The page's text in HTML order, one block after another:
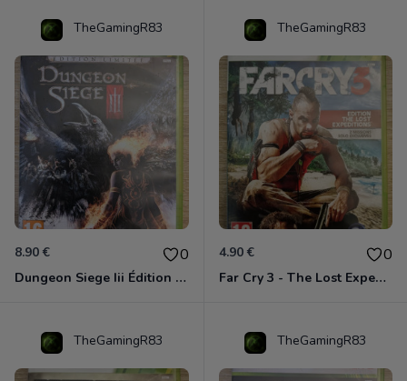
TheGamingR83
8.90 € 0
Dungeon Siege Iii Édition Limitée - Vf Intégrale Xbox 360
TheGamingR83
4.90 € 0
Far Cry 3 - The Lost Expeditions - Edition Spéciale Xbox 360
TheGamingR83 TheGamingR83